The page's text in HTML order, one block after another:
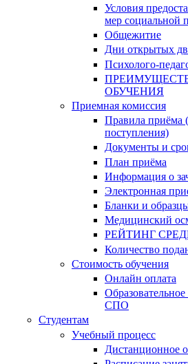
Условия
мер социальной
Общежитие
Дни открытых
Психолого-
ОБУЧЕНИЯ
Приемная комиссия
Правила приёма
поступления)
Документы и
План приёма
Информация о
Электронная
Бланки и
Медицинский
РЕЙТИНГ
Количество
Стоимость обучения
Онлайн оплата
СПО
Студентам
Учебный процесс
Дистанционное